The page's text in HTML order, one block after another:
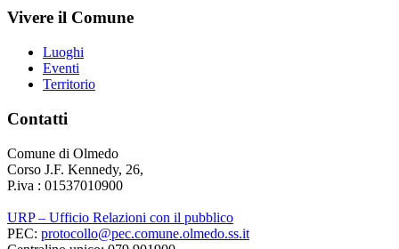
Vivere il Comune
Luoghi
Eventi
Territorio
Contatti
Comune di Olmedo
Corso J.F. Kennedy, 26,
P.iva : 01537010900
URP – Ufficio Relazioni con il pubblico
PEC: protocollo@pec.comune.olmedo.ss.it